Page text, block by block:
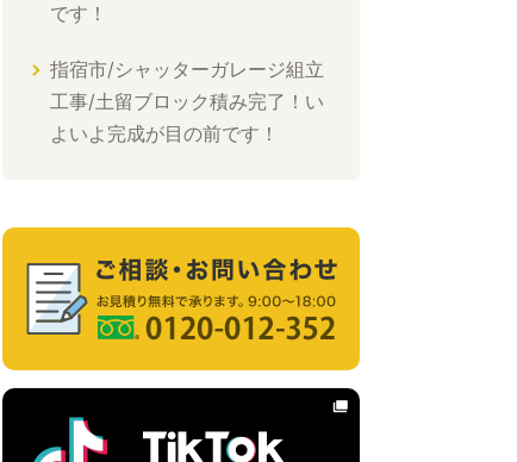
です！
指宿市/シャッターガレージ組立
工事/土留ブロック積み完了！い
よいよ完成が目の前です！